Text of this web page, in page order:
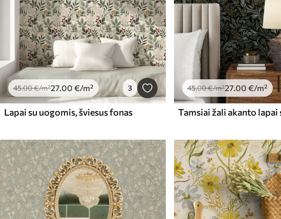
45.00€/m²27.00 €/m² 3
Lapai su uogomis, šviesus fonas
45.00€/m²27.00 €/m²